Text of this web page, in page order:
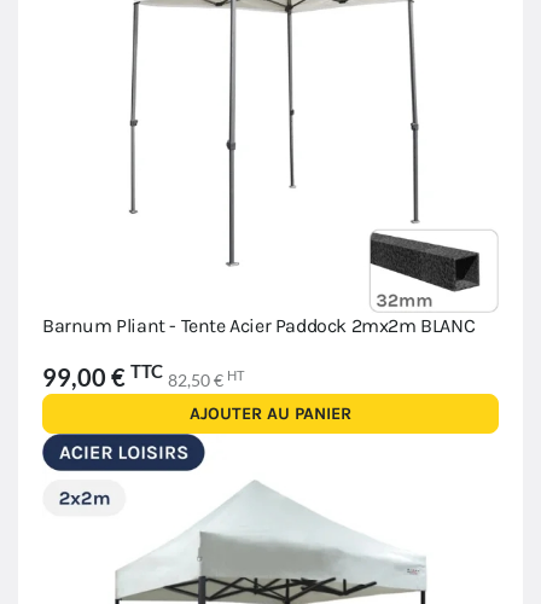
Barnum Pliant - Tente Acier Paddock 2mx2m BLANC
99,00 € TTC 82,50 € HT
AJOUTER AU PANIER